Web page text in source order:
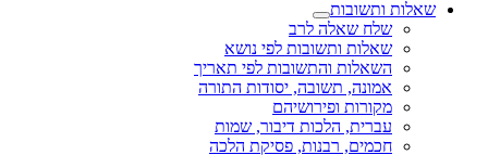
שאלות ותשובות
שלח שאלה לרב
שאלות ותשובות לפי נושא
השאלות והתשובות לפי תאריך
אמונה, תשובה, יסודות התורה
מקורות ופירושיהם
עברית, הלכות דיבור, שמות
חכמים, רבנות, פסיקת הלכה